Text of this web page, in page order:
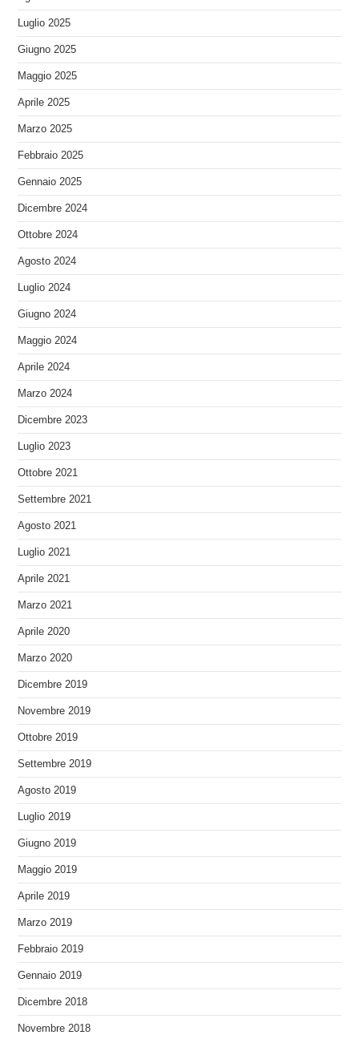
Luglio 2025
Giugno 2025
Maggio 2025
Aprile 2025
Marzo 2025
Febbraio 2025
Gennaio 2025
Dicembre 2024
Ottobre 2024
Agosto 2024
Luglio 2024
Giugno 2024
Maggio 2024
Aprile 2024
Marzo 2024
Dicembre 2023
Luglio 2023
Ottobre 2021
Settembre 2021
Agosto 2021
Luglio 2021
Aprile 2021
Marzo 2021
Aprile 2020
Marzo 2020
Dicembre 2019
Novembre 2019
Ottobre 2019
Settembre 2019
Agosto 2019
Luglio 2019
Giugno 2019
Maggio 2019
Aprile 2019
Marzo 2019
Febbraio 2019
Gennaio 2019
Dicembre 2018
Novembre 2018